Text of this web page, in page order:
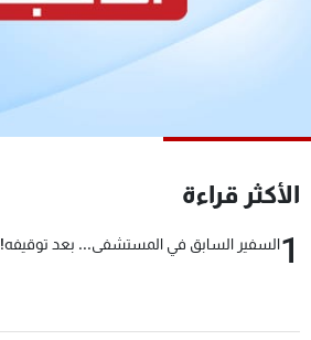
الأكثر قراءة
1السفير السابق في المستشفى... بعد توقيفه!
جدول البرامج
لاعلاناتكم